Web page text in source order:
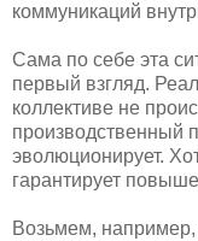
коммуникаций
Сама по себе эта
первый взгляд.
коллективе не
производственный
эволюционирует.
гарантирует
Возьмем, например,